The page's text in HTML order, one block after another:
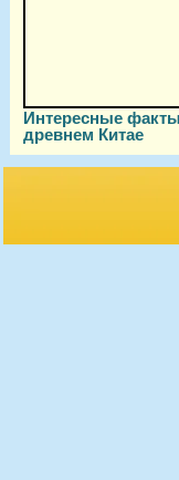
Интересные
древнем Китае